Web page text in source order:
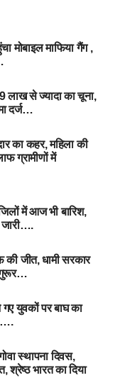
मोबाइल माफिया गैंग ,
लाख से ज्यादा का चूना,
दर्ज…
का कहर, महिला की
ग्रामीणों में
में आज भी बारिश,
जारी….
की जीत, धामी सरकार
गुरूर…
युवकों पर बाघ का
स्थापना दिवस,
श्रेष्ठ भारत का दिया